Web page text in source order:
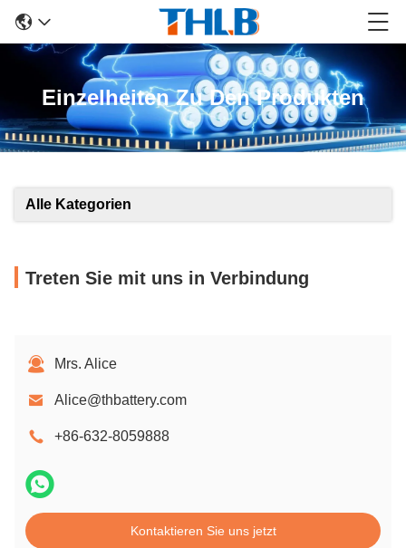
Einzelheiten Zu Den Produkten
Alle Kategorien
Treten Sie mit uns in Verbindung
Mrs. Alice
Alice@thbattery.com
+86-632-8059888
Kontaktieren Sie uns jetzt